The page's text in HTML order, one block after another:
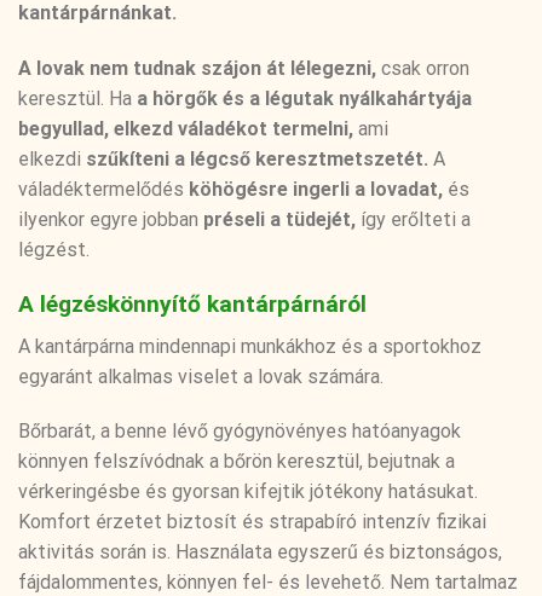
kantárpárnánkat.
A lovak nem tudnak szájon át lélegezni, csak orron
keresztül. Ha a hörgők és a légutak nyálkahártyája
begyullad, elkezd váladékot termelni, ami
elkezdi szűkíteni a légcső keresztmetszetét. A
váladéktermelődés köhögésre ingerli a lovadat, és
ilyenkor egyre jobban préseli a tüdejét, így erőlteti a
légzést.
A légzéskönnyítő kantárpárnáról
A kantárpárna mindennapi munkákhoz és a sportokhoz
egyaránt alkalmas viselet a lovak számára.
Bőrbarát, a benne lévő gyógynövényes hatóanyagok
könnyen felszívódnak a bőrön keresztül, bejutnak a
vérkeringésbe és gyorsan kifejtik jótékony hatásukat.
Komfort érzetet biztosít és strapabíró intenzív fizikai
aktivitás során is. Használata egyszerű és biztonságos,
fájdalommentes, könnyen fel- és levehető. Nem tartalmaz